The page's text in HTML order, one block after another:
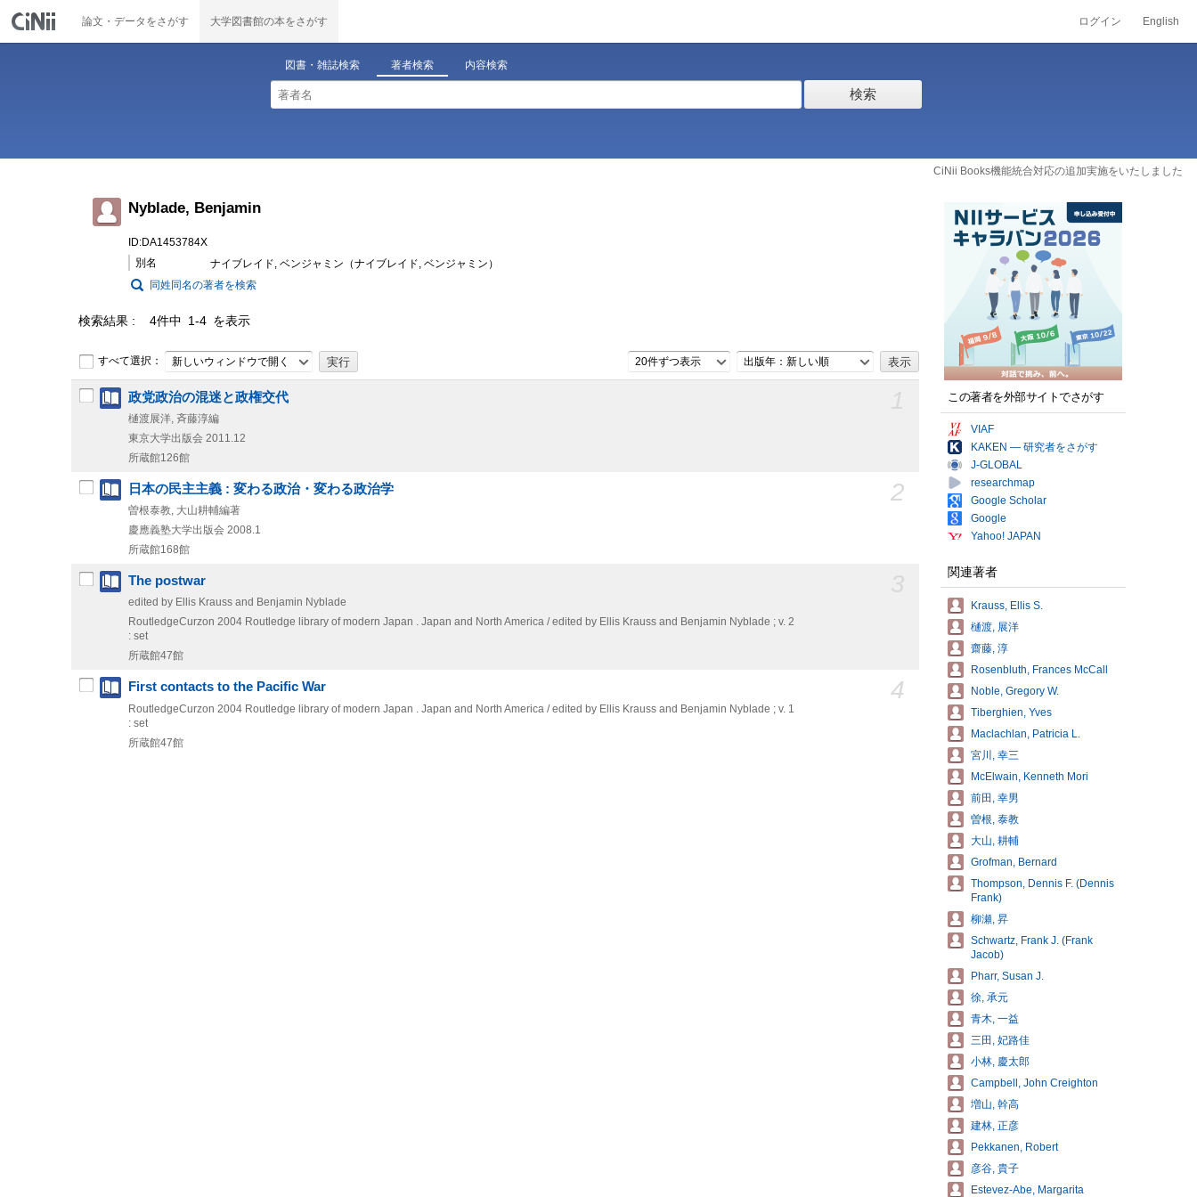
論文・データをさがす 大学図書館の本をさがす ログイン English
図書・雑誌検索 著者検索 内容検索
検索
CiNii Books機能統合対応の追加実施をいたしました
Nyblade, Benjamin
ID:DA1453784X
別名
ナイブレイド, ベンジャミン（ナイブレイド, ベンジャミン）
同姓同名の著者を検索
検索結果 4件中 1-4 を表示
すべて選択： 新しいウィンドウで開く 20件ずつ表示 出版年：新しい順
政党政治の混迷と政権交代
樋渡展洋, 斉藤淳編
東京大学出版会 2011.12
所蔵館126館
2
日本の民主主義 : 変わる政治・変わる政治学
曽根泰教, 大山耕輔編著
慶應義塾大学出版会 2008.1
所蔵館168館
The postwar
edited by Ellis Krauss and Benjamin Nyblade
RoutledgeCurzon 2004 Routledge library of modern Japan . Japan and North America / edited by Ellis Krauss and Benjamin Nyblade ; v. 2
: set
所蔵館47館
4
First contacts to the Pacific War
RoutledgeCurzon 2004 Routledge library of modern Japan . Japan and North America / edited by Ellis Krauss and Benjamin Nyblade ; v. 1
: set
所蔵館47館
この著者を外部サイトでさがす
VIAF
KAKEN — 研究者をさがす
J-GLOBAL
researchmap
Google Scholar
Google
Yahoo! JAPAN
関連著者
Krauss, Ellis S.
樋渡, 展洋
齋藤, 淳
Rosenbluth, Frances McCall
Noble, Gregory W.
Tiberghien, Yves
Maclachlan, Patricia L.
宮川, 幸三
McElwain, Kenneth Mori
前田, 幸男
曽根, 泰教
大山, 耕輔
Grofman, Bernard
Thompson, Dennis F. (Dennis
Frank)
柳瀬, 昇
Schwartz, Frank J. (Frank
Jacob)
Pharr, Susan J.
徐, 承元
青木, 一益
三田, 妃路佳
小林, 慶太郎
Campbell, John Creighton
増山, 幹高
建林, 正彦
Pekkanen, Robert
彦谷, 貴子
Estevez-Abe, Margarita